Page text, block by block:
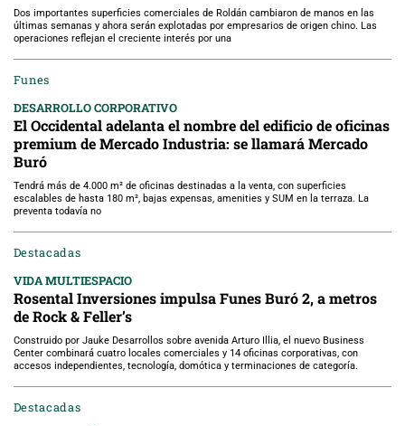
Dos importantes superficies comerciales de Roldán cambiaron de manos en las
últimas semanas y ahora serán explotadas por empresarios de origen chino. Las
operaciones reflejan el creciente interés por una
Funes
DESARROLLO CORPORATIVO
El Occidental adelanta el nombre del edificio de oficinas
premium de Mercado Industria: se llamará Mercado
Buró
Tendrá más de 4.000 m² de oficinas destinadas a la venta, con superficies
escalables de hasta 180 m², bajas expensas, amenities y SUM en la terraza. La
preventa todavía no
Destacadas
VIDA MULTIESPACIO
Rosental Inversiones impulsa Funes Buró 2, a metros
de Rock & Feller’s
Construido por Jauke Desarrollos sobre avenida Arturo Illia, el nuevo Business
Center combinará cuatro locales comerciales y 14 oficinas corporativas, con
accesos independientes, tecnología, domótica y terminaciones de categoría.
Destacadas